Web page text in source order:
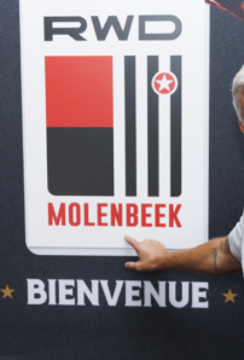
"Le RWDM récolte déjà
s’est
par le PAOK
aller